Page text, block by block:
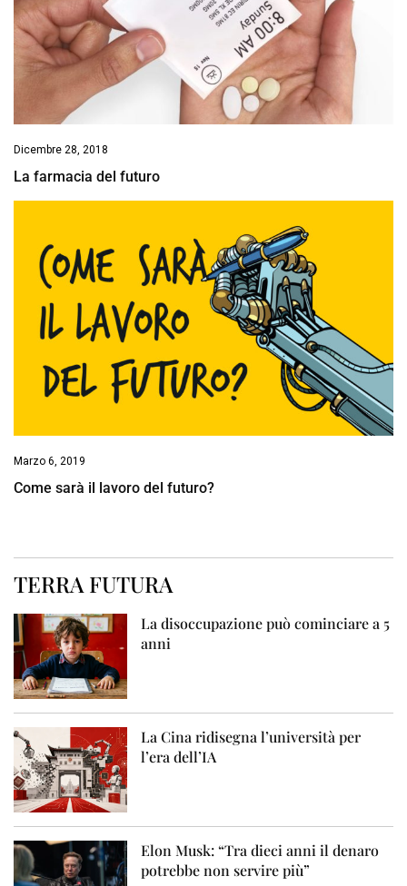
Dicembre 28, 2018
La farmacia del futuro
Marzo 6, 2019
Come sarà il lavoro del futuro?
TERRA FUTURA
La disoccupazione può cominciare a 5
anni
La Cina ridisegna l’università per
l’era dell’IA
Elon Musk: “Tra dieci anni il denaro
potrebbe non servire più”